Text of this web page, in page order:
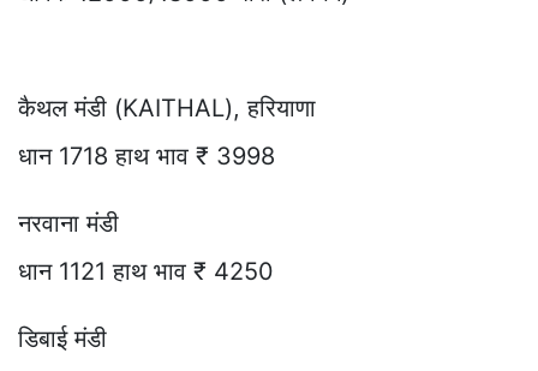
कैथल मंडी (KAITHAL), हरियाणा
धान 1718 हाथ भाव ₹ 3998
नरवाना मंडी
धान 1121 हाथ भाव ₹ 4250
डिबाई मंडी